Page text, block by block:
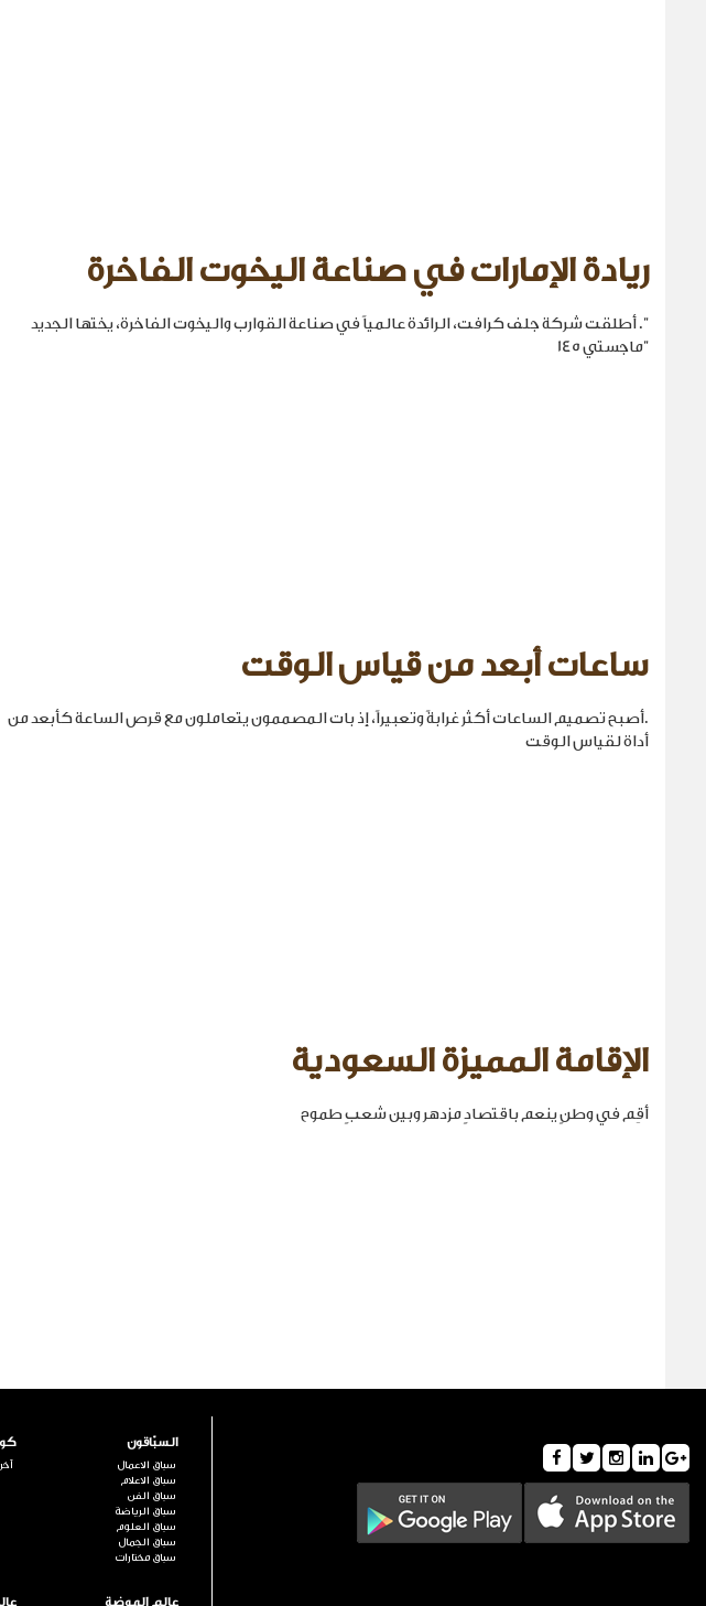
ريادة الإمارات في صناعة اليخوت الفاخرة
". أطلقت شركة جلف كرافت، الرائدة عالمياً في صناعة القوارب واليخوت الفاخرة، يختها الجديد
"ماجستي 145
ساعات أبعد من قياس الوقت
.أصبح تصميم الساعات أكثر غرابةً وتعبيراً، إذ بات المصممون يتعاملون مع قرص الساعة كأبعد من
أداة لقياس الوقت
الإقامة المميزة السعودية
أقِم في وطنٍ ينعم باقتصادٍ مزدهر وبين شعبٍ طموح
السبّاقون
سباق الاعمال
سباق الاعلام
سباق الفن
سباق الرياضة
سباق العلوم
سباق الجمال
سباق مختارات
عالم الموضة